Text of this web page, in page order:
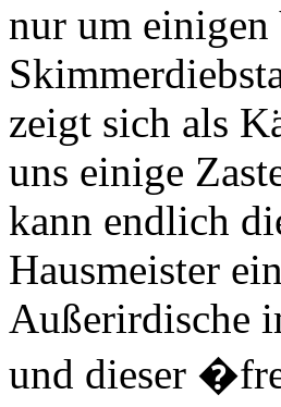
nur um einigen
zeigt sich als
uns einige
kann endlich
Hausmeister
Außerirdische
und dieser